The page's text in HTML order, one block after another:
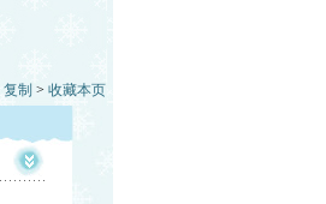
复制 > 收藏本页